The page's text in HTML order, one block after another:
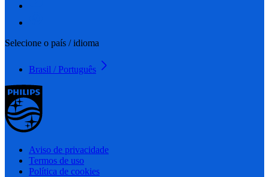
Selecione o país / idioma
Brasil / Português
Aviso de privacidade
Termos de uso
Política de cookies